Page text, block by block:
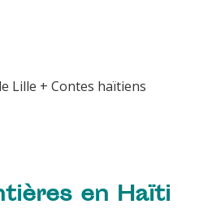
Lille + Contes haïtiens
en Haïti